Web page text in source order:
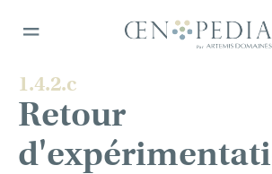
1.4.2.c
Retour